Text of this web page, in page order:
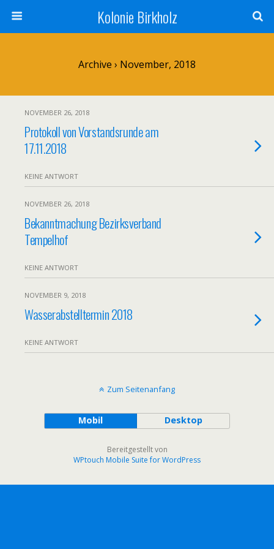
Kolonie Birkholz
Archive › November, 2018
NOVEMBER 26, 2018
Protokoll von Vorstandsrunde am
17.11.2018
KEINE ANTWORT
NOVEMBER 26, 2018
Bekanntmachung Bezirksverband
Tempelhof
KEINE ANTWORT
NOVEMBER 9, 2018
Wasserabstelltermin 2018
KEINE ANTWORT
Zum Seitenanfang
Mobil Desktop
Bereitgestellt von
WPtouch Mobile Suite for WordPress